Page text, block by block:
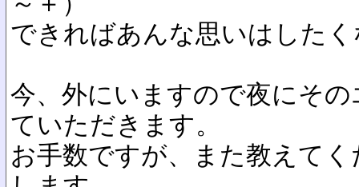
できればあんな思いはした
今、外にいますので夜にそ
ていただきます。
お手数ですが、また教えて